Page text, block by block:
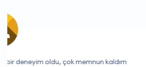
Harika bir deneyim oldu, çok memnun